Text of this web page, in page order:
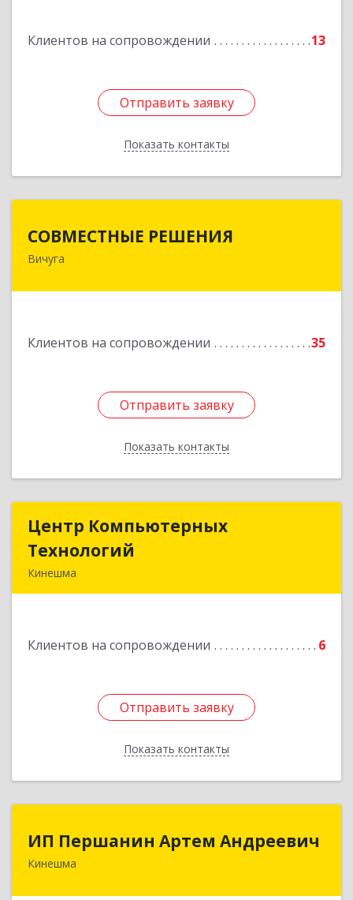
Клиентов на сопровождении 13
Отправить заявку
Показать контакты
Отправить заявку
Назад
СОВМЕСТНЫЕ РЕШЕНИЯ
Вичуга
Клиентов на сопровождении 35
Отправить заявку
Показать контакты
155331, Ивановская обл, Вичугский р-н, Вичуга
Отправить заявку
Назад
Центр Компьютерных
Технологий
Кинешма
Клиентов на сопровождении 6
Отправить заявку
Показать контакты
Центр Компьютерных
Подробнее
Отправить заявку
Назад
ИП Першанин Артем Андреевич
Кинешма